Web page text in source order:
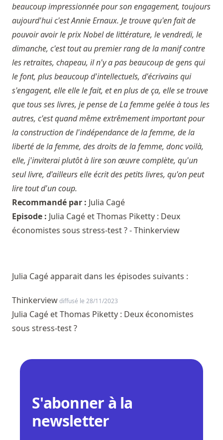
beaucoup impressionnée pour son engagement, toujours
aujourd'hui c'est Annie Ernaux. Je trouve qu'en fait de
pouvoir avoir le prix Nobel de littérature, le vendredi, le
dimanche, c'est tout au premier rang de la manif contre
les retraites, chapeau, il n'y a pas beaucoup de gens qui
le font, plus beaucoup d'intellectuels, d'écrivains qui
s'engagent, elle elle le fait, et en plus de ça, elle se trouve
que tous ses livres, je pense de La femme gelée à tous les
autres, c'est quand même extrêmement important pour
la construction de l'indépendance de la femme, de la
liberté de la femme, des droits de la femme, donc voilà,
elle, j'inviterai plutôt à lire son œuvre complète, qu'un
seul livre, d'ailleurs elle écrit des petits livres, qu'on peut
lire tout d'un coup.
Recommandé par : Julia Cagé
Episode : Julia Cagé et Thomas Piketty : Deux
économistes sous stress-test ? - Thinkerview
Julia Cagé apparait dans les épisodes suivants :
Thinkerviewdiffusé le 28/11/2023
Julia Cagé et Thomas Piketty : Deux économistes
sous stress-test ?
S'abonner à la
newsletter